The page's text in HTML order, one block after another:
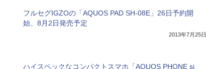
フルセグIGZOの「AQUOS PAD SH-08E」26日予約開
始、8月2日発売予定
2013年7月25日
ハイスペックなコンパクトスマホ「AQUOS PHONE si